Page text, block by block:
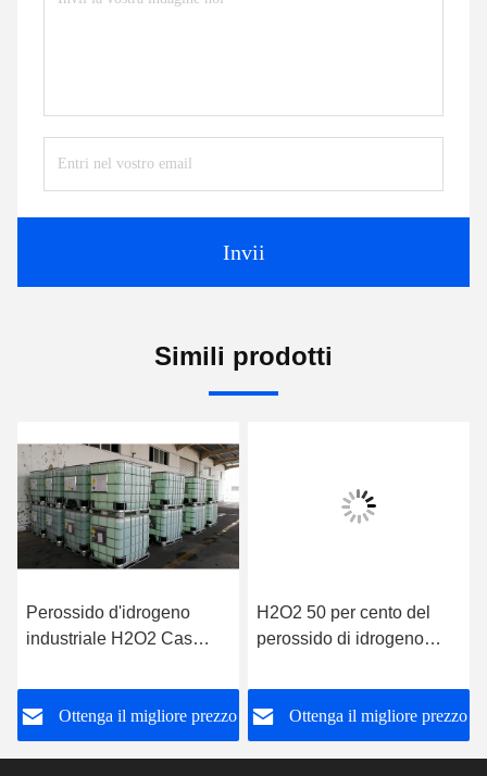
Invii
Simili prodotti
Perossido d'idrogeno
industriale H2O2 Cas
tecnologia 84 1
Ottenga il migliore prezzo
H2O2 50 per cento del
perossido di idrogeno
Ottenga il migliore prezzo